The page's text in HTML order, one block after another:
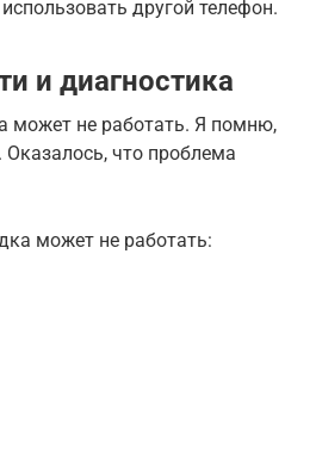
другой телефон.
и диагностика
может не работать. Я помню,
что проблема
может не работать: